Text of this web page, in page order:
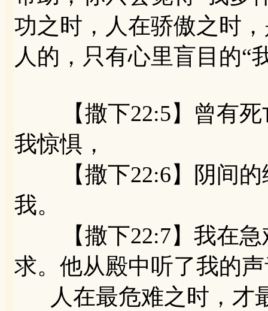
功之时，人在骄傲之时
人的，只有心里盲目的“
【撒下22:5】曾有死
我惊惧，
【撒下22:6】阴间的
我。
【撒下22:7】我在急
求。他从殿中听了我的
人在最危难之时，才